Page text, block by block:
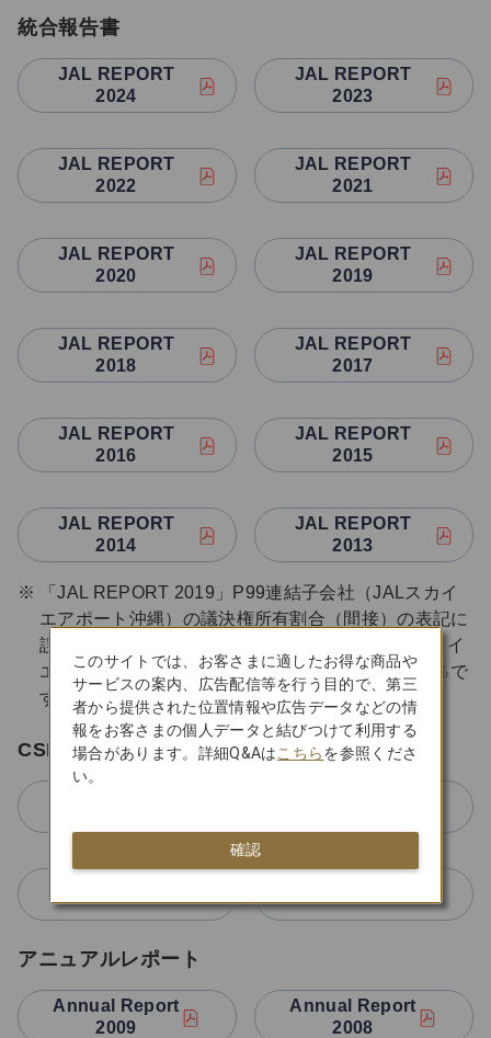
統合報告書
JAL REPORT
2024
JAL REPORT
2023
JAL REPORT
2022
JAL REPORT
2021
JAL REPORT
2020
JAL REPORT
2019
JAL REPORT
2018
JAL REPORT
2017
JAL REPORT
2016
JAL REPORT
2015
JAL REPORT
2014
JAL REPORT
2013
「JAL REPORT 2019」P99連結子会社（JALスカイ
エアポート沖縄）の議決権所有割合（間接）の表記に
誤りがありました。2019年3月31日現在のJALスカイ
エアポート沖縄の議決権所有割合（間接）は33.3％で
す。
CSR報告書
アニュアルレポート
Annual Report
2009
Annual Report
2008
このサイトでは、お客さまに適したお得な商品や
サービスの案内、広告配信等を行う目的で、第三
者から提供された位置情報や広告データなどの情
報をお客さまの個人データと結びつけて利用する
場合があります。詳細Q&Aはこちらを参照くださ
い。
確認